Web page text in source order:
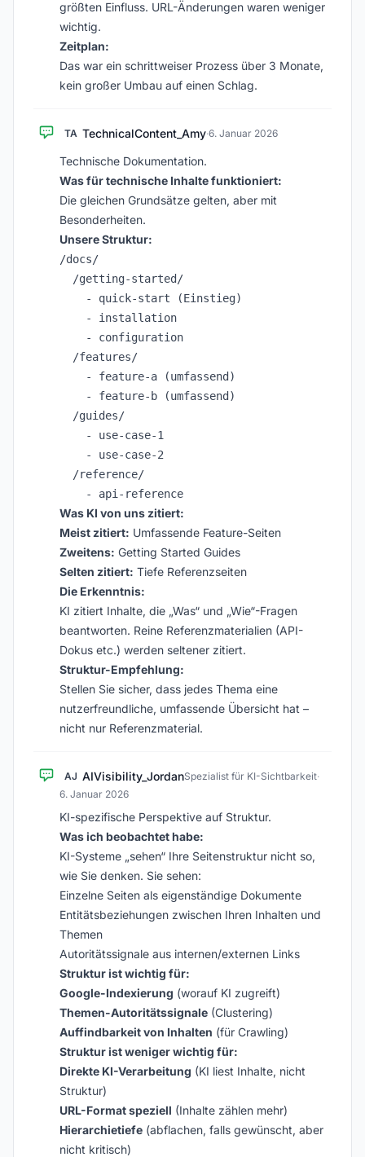
größten Einfluss. URL-Änderungen waren weniger
wichtig.
Zeitplan:
Das war ein schrittweiser Prozess über 3 Monate,
kein großer Umbau auf einen Schlag.
TA TechnicalContent_Amy·6. Januar 2026
Technische Dokumentation.
Was für technische Inhalte funktioniert:
Die gleichen Grundsätze gelten, aber mit
Besonderheiten.
Unsere Struktur:
/docs/
  /getting-started/
    - quick-start (Einstieg)
    - installation
    - configuration
  /features/
    - feature-a (umfassend)
    - feature-b (umfassend)
  /guides/
    - use-case-1
    - use-case-2
  /reference/
Was KI von uns zitiert:
Meist zitiert: Umfassende Feature-Seiten
Zweitens: Getting Started Guides
Selten zitiert: Tiefe Referenzseiten
Die Erkenntnis:
KI zitiert Inhalte, die „Was“ und „Wie“-Fragen
beantworten. Reine Referenzmaterialien (API-
Dokus etc.) werden seltener zitiert.
Struktur-Empfehlung:
Stellen Sie sicher, dass jedes Thema eine
nutzerfreundliche, umfassende Übersicht hat –
nicht nur Referenzmaterial.
AJ AIVisibility_JordanSpezialist für KI-Sichtbarkeit·
6. Januar 2026
KI-spezifische Perspektive auf Struktur.
Was ich beobachtet habe:
KI-Systeme „sehen“ Ihre Seitenstruktur nicht so,
wie Sie denken. Sie sehen:
Einzelne Seiten als eigenständige Dokumente
Entitätsbeziehungen zwischen Ihren Inhalten und
Themen
Autoritätssignale aus internen/externen Links
Struktur ist wichtig für:
Google-Indexierung (worauf KI zugreift)
Themen-Autoritätssignale (Clustering)
Auffindbarkeit von Inhalten (für Crawling)
Struktur ist weniger wichtig für:
Direkte KI-Verarbeitung (KI liest Inhalte, nicht
Struktur)
URL-Format speziell (Inhalte zählen mehr)
Hierarchietiefe (abflachen, falls gewünscht, aber
nicht kritisch)